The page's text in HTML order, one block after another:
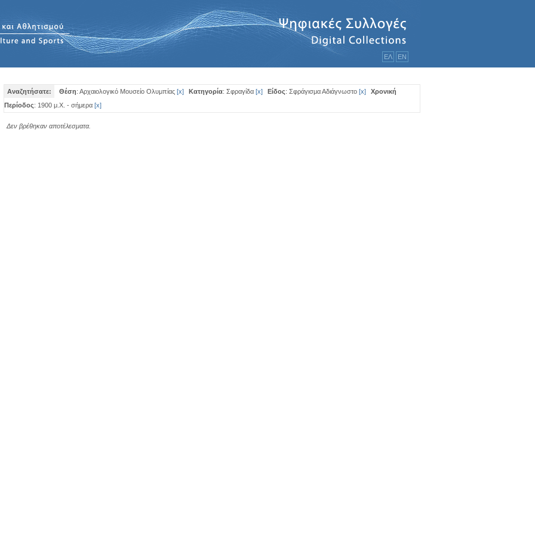
ΕΛ ΕΝ
Αναζητήσατε: Θέση: Αρχαιολογικό Μουσείο Ολυμπίας [x] Κατηγορία: Σφραγίδα [x] Είδος: Σφράγισμα Αδιάγνωστο [x]
Χρονική
Περίοδος: 1900 μ.Χ. - σήμερα [x]
Δεν βρέθηκαν αποτέλεσματα.